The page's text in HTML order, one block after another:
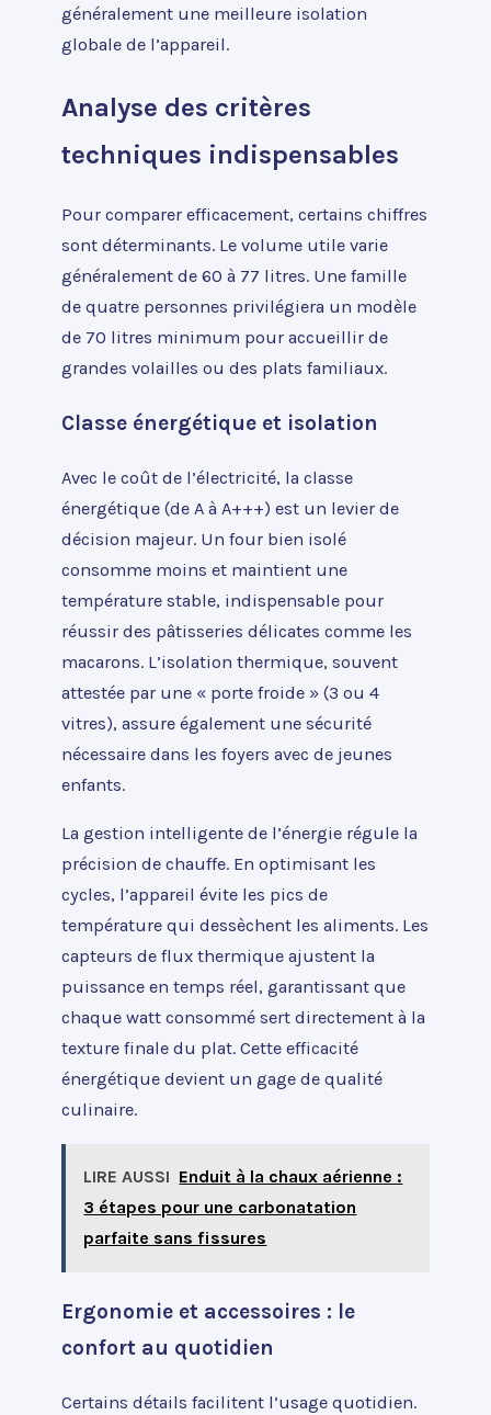
généralement une meilleure isolation
globale de l’appareil.
Analyse des critères
techniques indispensables
Pour comparer efficacement, certains chiffres
sont déterminants. Le volume utile varie
généralement de 60 à 77 litres. Une famille
de quatre personnes privilégiera un modèle
de 70 litres minimum pour accueillir de
grandes volailles ou des plats familiaux.
Classe énergétique et isolation
Avec le coût de l’électricité, la classe
énergétique (de A à A+++) est un levier de
décision majeur. Un four bien isolé
consomme moins et maintient une
température stable, indispensable pour
réussir des pâtisseries délicates comme les
macarons. L’isolation thermique, souvent
attestée par une « porte froide » (3 ou 4
vitres), assure également une sécurité
nécessaire dans les foyers avec de jeunes
enfants.
La gestion intelligente de l’énergie régule la
précision de chauffe. En optimisant les
cycles, l’appareil évite les pics de
température qui dessèchent les aliments. Les
capteurs de flux thermique ajustent la
puissance en temps réel, garantissant que
chaque watt consommé sert directement à la
texture finale du plat. Cette efficacité
énergétique devient un gage de qualité
culinaire.
LIRE AUSSI Enduit à la chaux aérienne :
3 étapes pour une carbonatation
parfaite sans fissures
Ergonomie et accessoires : le
confort au quotidien
Certains détails facilitent l’usage quotidien.